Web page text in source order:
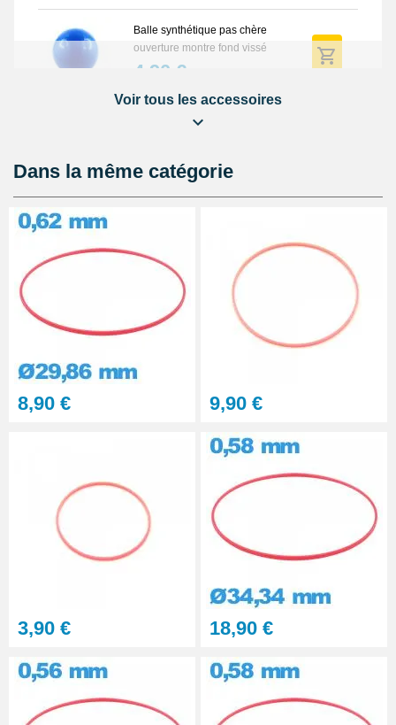
Balle synthétique pas chère
ouverture montre fond vissé
4,90 €
Clé d'ouverture pour boîtier à
27,90 €
32,90 €
Outil d'ouverture de boîtier de
montre étanche
Clé d'ouverture de boîtier vissé
pour réparer montre
Sacoche pour réparation de
montre - 12 outils
32,90 €
les capots vissés
Outil d'ouverture de montre à
5,90 €
Voir tous les accessoires
Dans la même catégorie
8,90 € 9,90 €
3,90 € 18,90 €